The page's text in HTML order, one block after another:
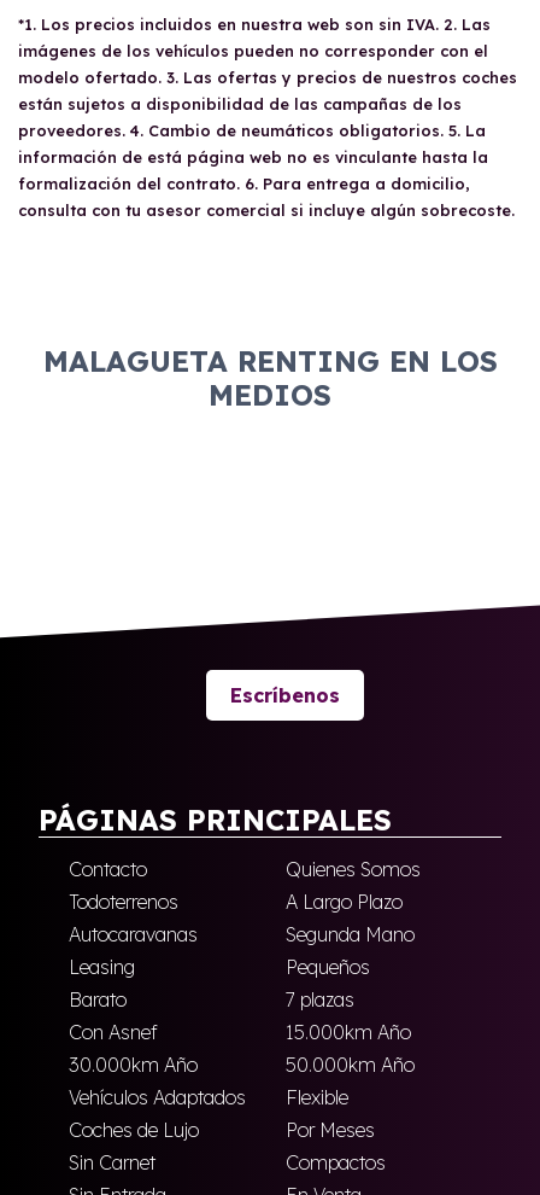
*1. Los precios incluidos en nuestra web son sin IVA. 2. Las
imágenes de los vehículos pueden no corresponder con el
modelo ofertado. 3. Las ofertas y precios de nuestros coches
están sujetos a disponibilidad de las campañas de los
proveedores. 4. Cambio de neumáticos obligatorios. 5. La
información de está página web no es vinculante hasta la
formalización del contrato. 6. Para entrega a domicilio,
consulta con tu asesor comercial si incluye algún sobrecoste.
MALAGUETA RENTING EN LOS
MEDIOS
Escríbenos
PÁGINAS PRINCIPALES
Contacto
Quienes Somos
Todoterrenos
A Largo Plazo
Autocaravanas
Segunda Mano
Leasing
Pequeños
Barato
7 plazas
Con Asnef
15.000km Año
30.000km Año
50.000km Año
Vehículos Adaptados
Flexible
Coches de Lujo
Por Meses
Sin Carnet
Compactos